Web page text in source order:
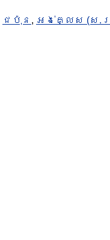
ជប៉ុន , អង់គ្លេស (ស.